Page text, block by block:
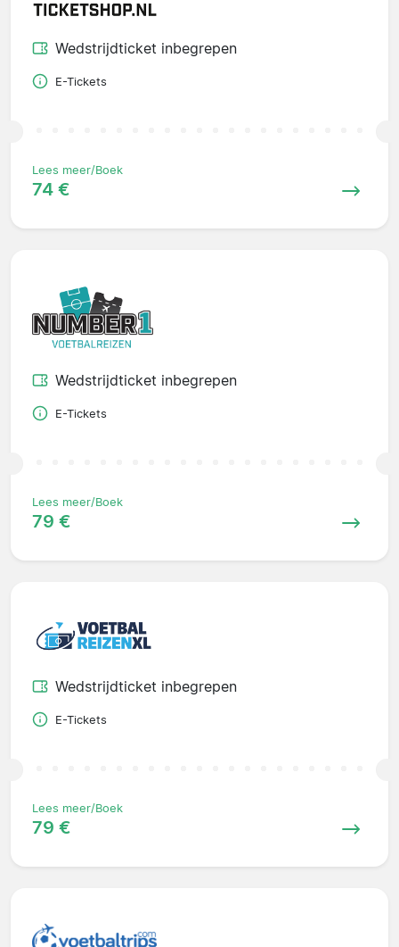
Wedstrijdticket inbegrepen
E-Tickets
Lees meer/Boek
74 €
Wedstrijdticket inbegrepen
E-Tickets
Lees meer/Boek
79 €
Wedstrijdticket inbegrepen
E-Tickets
Lees meer/Boek
79 €